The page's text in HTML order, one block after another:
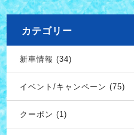
カテゴリー
新車情報 (34)
イベント/キャンペーン (75)
クーポン (1)